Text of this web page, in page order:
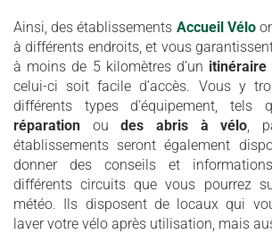
Ainsi, des établissements Accueil Vélo
à différents endroits, et vous
à moins de 5 kilomètres d’un itinéraire
celui-ci soit facile d’accès. Vous y
différents types d’équipement,
réparation oudes abris à vélo,
établissements seront également
donner des conseils et
différents circuits que vous pourrez
météo. Ils disposent de locaux qui
laver votre vélo après utilisation, mais